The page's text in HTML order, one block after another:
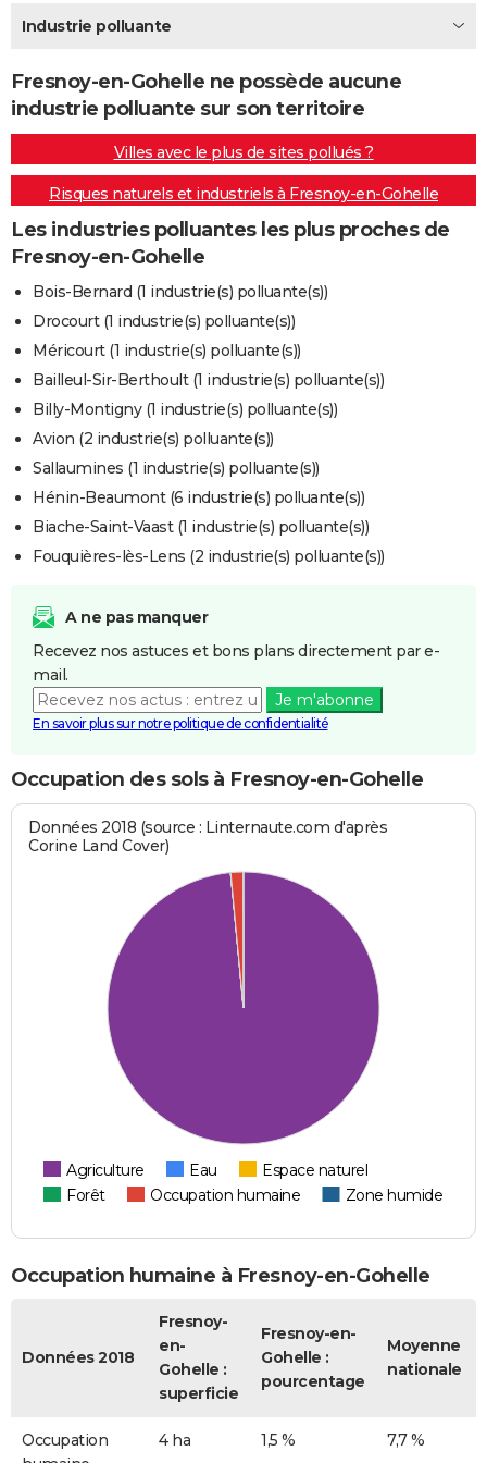
Destinations
City break
Voyage nature
Voyage de noces
Forum
Climat
+PHOTO
GUIDES D'ACHAT
BONS PLANS
CARTE DE VOEUX
Carte de Noël
Carte Bonne année
Carte Saint-Valentin
Carte Pâques
Carte d'anniversaire
DICTIONNAIRE
Dictionnaire
Biographies
Citations
Expressions
Proverbes
PROGRAMME TV
COPAINS D'AVANT
S'inscrire
Se connecter
Lycées
Collèges
Primaires
Universités
Entreprises
Service militaire
Avis de recherche
AVIS DE DÉCÈS
FORUM
Bricolage
Lifestyle
Culture
Sport
Auto
Television
Voyage
Cinema
Industrie polluante
Fresnoy-en-Gohelle ne possède aucune
industrie polluante sur son territoire
Villes avec le plus de sites pollués ?
Risques naturels et industriels à Fresnoy-en-Gohelle
Les industries polluantes les plus proches de
Fresnoy-en-Gohelle
Bois-Bernard (1 industrie(s) polluante(s))
Drocourt (1 industrie(s) polluante(s))
Méricourt (1 industrie(s) polluante(s))
Bailleul-Sir-Berthoult (1 industrie(s) polluante(s))
Billy-Montigny (1 industrie(s) polluante(s))
Avion (2 industrie(s) polluante(s))
Sallaumines (1 industrie(s) polluante(s))
Hénin-Beaumont (6 industrie(s) polluante(s))
Biache-Saint-Vaast (1 industrie(s) polluante(s))
Fouquières-lès-Lens (2 industrie(s) polluante(s))
A ne pas manquer
Recevez nos astuces et bons plans directement par e-
mail.
Je m'abonne
En savoir plus sur notre politique de confidentialité
Occupation des sols à Fresnoy-en-Gohelle
Données 2018 (source : Linternaute.com d'après
Corine Land Cover)
Agriculture Eau
Espace naturel
Forêt
Occupation humaine Zone humide
Occupation humaine à Fresnoy-en-Gohelle
Données 2018
Fresnoy-
en-
Gohelle :
superficie
Fresnoy-en-
Gohelle :
pourcentage
Moyenne
nationale
Occupation
4 ha 1,5 % 7,7 %